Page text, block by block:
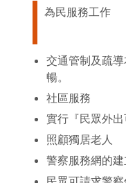
為民服務工作
交通管制及疏
暢。
社區服務
實行『民眾外出
照顧獨居老人
警察服務網的建